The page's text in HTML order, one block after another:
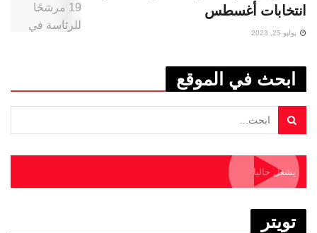
انتخابات أغسطس
يوليو 25, 2023
ابحث في الموقع
يشغل حاليا
تويتر